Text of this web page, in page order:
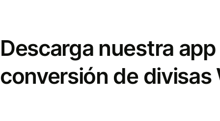
Descarga nuestra
conversión de divisas